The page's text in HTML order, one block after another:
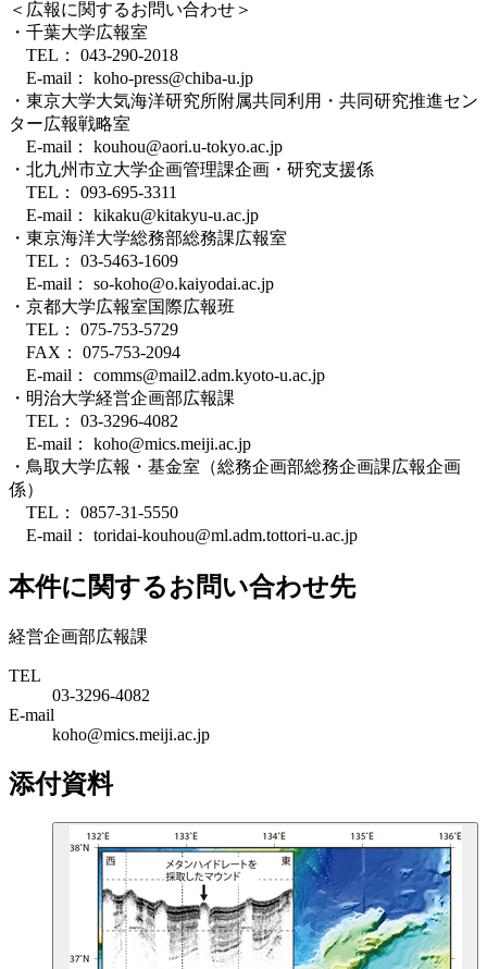
＜広報に関するお問い合わせ＞
・千葉大学広報室
TEL： 043-290-2018
E-mail： koho-press@chiba-u.jp
・東京大学大気海洋研究所附属共同利用・共同研究推進セン
ター広報戦略室
E-mail： kouhou@aori.u-tokyo.ac.jp
・北九州市立大学企画管理課企画・研究支援係
TEL： 093-695-3311
E-mail： kikaku@kitakyu-u.ac.jp
・東京海洋大学総務部総務課広報室
TEL： 03-5463-1609
E-mail： so-koho@o.kaiyodai.ac.jp
・京都大学広報室国際広報班
TEL： 075-753-5729
FAX： 075-753-2094
E-mail： comms@mail2.adm.kyoto-u.ac.jp
・明治大学経営企画部広報課
TEL： 03-3296-4082
E-mail： koho@mics.meiji.ac.jp
・鳥取大学広報・基金室（総務企画部総務企画課広報企画
係）
TEL： 0857-31-5550
E-mail： toridai-kouhou@ml.adm.tottori-u.ac.jp
本件に関するお問い合わせ先
経営企画部広報課
TEL
03-3296-4082
E-mail
koho@mics.meiji.ac.jp
添付資料